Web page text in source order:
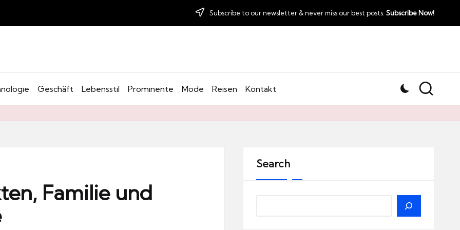
Subscribe to our newsletter & never miss our best posts. Subscribe Now!
Geschäft Lebensstil Prominente Mode Reisen Kontakt
Familie und
Search